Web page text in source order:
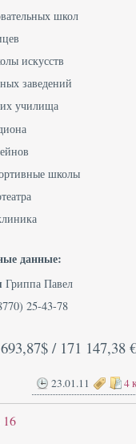
школ
искусств
заведений
училища
школы
данные:
Гриппа Павел
25-43-78
/ 171 147,38 €
23.01.11 4